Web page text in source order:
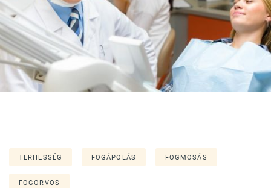
TERHESSÉG FOGÁPOLÁS FOGMOSÁS
FOGORVOS